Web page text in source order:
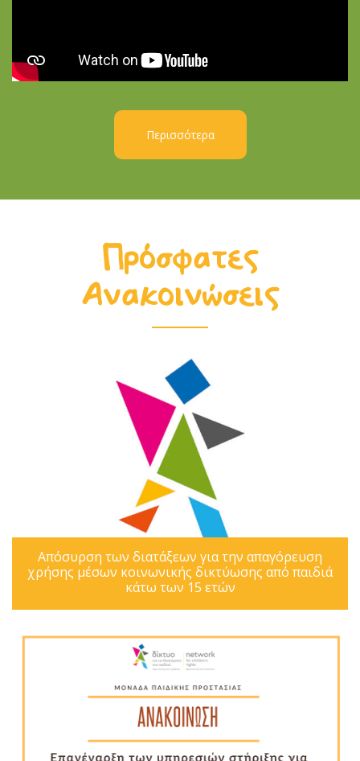
Περισσότερα
Πρόσφατες
Ανακοινώσεις
Απόσυρση των διατάξεων για την απαγόρευση
χρήσης μέσων κοινωνικής δικτύωσης από παιδιά
κάτω των 15 ετών